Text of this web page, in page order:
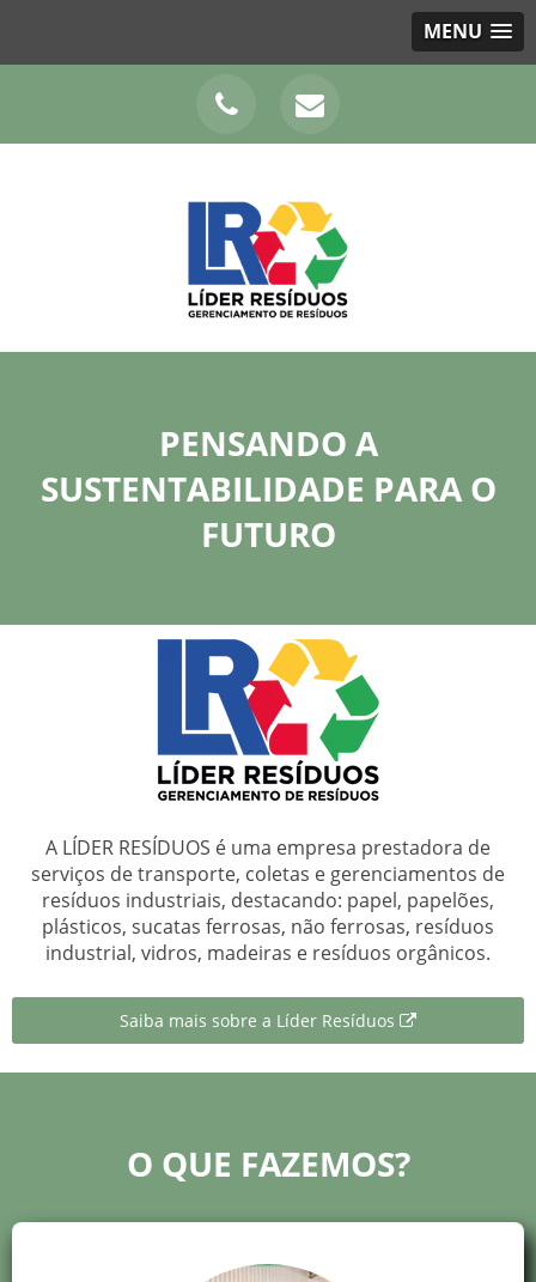
MENU
PENSANDO A
SUSTENTABILIDADE PARA O
FUTURO
A LÍDER RESÍDUOS é uma empresa prestadora de
serviços de transporte, coletas e gerenciamentos de
resíduos industriais, destacando: papel, papelões,
plásticos, sucatas ferrosas, não ferrosas, resíduos
industrial, vidros, madeiras e resíduos orgânicos.
Saiba mais sobre a Líder Resíduos
O QUE FAZEMOS?